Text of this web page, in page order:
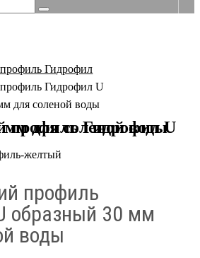
Гидрофил
Гидрофил U
для соленой воды
U образный 30 мм для соленой воды
профиль
образный 30 мм
воды